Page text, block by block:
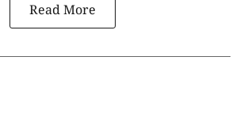
Read More